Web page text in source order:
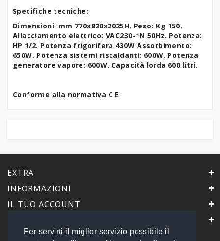
Per servirti il miglior servizio possibile il
Specifiche tecniche:
Dimensioni: mm 770x820x2025H. Peso: Kg 150.
Allacciamento elettrico: VAC230-1N 50Hz. Potenza:
HP 1/2. Potenza frigorifera 430W Assorbimento:
650W. Potenza sistemi riscaldanti: 600W. Potenza
generatore vapore: 600W. Capacità lorda 600 litri.
Conforme alla normativa C E
EXTRA
INFORMAZIONI
IL TUO ACCOUNT
PrimaScelta Point